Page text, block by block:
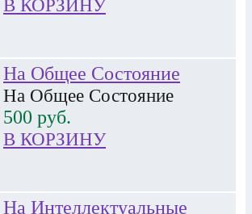
В КОРЗИНУ
На Общее Состояние
На Общее Состояние
500 руб.
В КОРЗИНУ
На Интеллектуальные